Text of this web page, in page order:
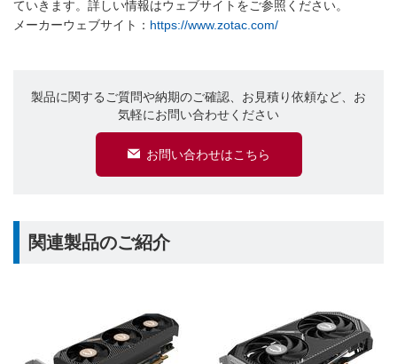
ていきます。詳しい情報はウェブサイトをご参照ください。
メーカーウェブサイト： https://www.zotac.com/
製品に関するご質問や納期のご確認、お見積り依頼など、お
気軽にお問い合わせください
お問い合わせはこちら
関連製品のご紹介